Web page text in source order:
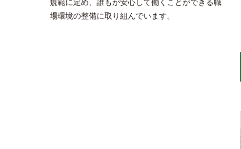
規範に定め、誰もが安心して働くことができる職
場環境の整備に取り組んでいます。